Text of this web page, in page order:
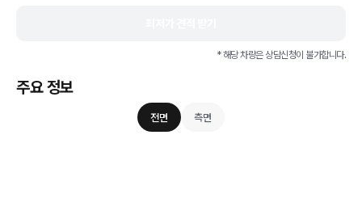
* 해당 차량은 상담신청이 불가합니다.
주요 정보
전면 측면